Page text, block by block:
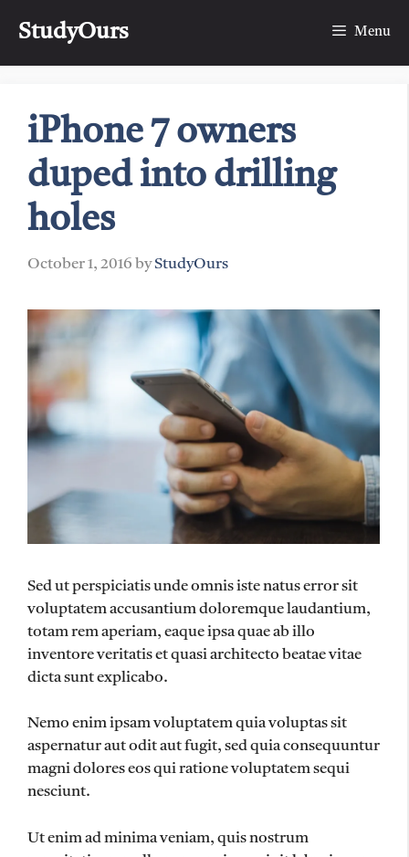
StudyOurs Menu
iPhone 7 owners
duped into drilling
holes
October 1, 2016 byStudyOurs
Sed ut perspiciatis unde omnis iste natus error sit
voluptatem accusantium doloremque laudantium,
totam rem aperiam, eaque ipsa quae ab illo
inventore veritatis et quasi architecto beatae vitae
dicta sunt explicabo.
Nemo enim ipsam voluptatem quia voluptas sit
aspernatur aut odit aut fugit, sed quia consequuntur
magni dolores eos qui ratione voluptatem sequi
nesciunt.
Ut enim ad minima veniam, quis nostrum